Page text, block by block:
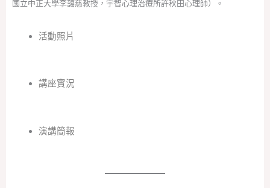
國立中正大學李藹慈教授，宇智心理治療所許秋田心理師）。
活動照片
講座實況
演講簡報